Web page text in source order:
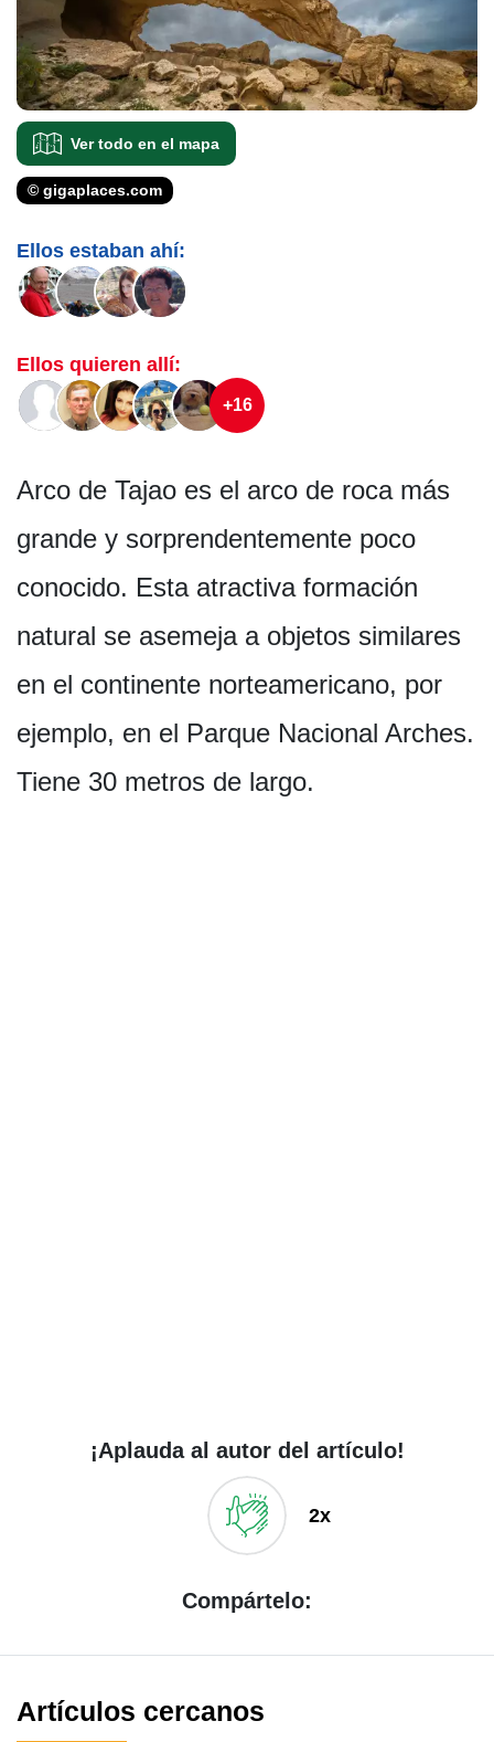
Ver todo en el mapa
© gigaplaces.com
Ellos estaban ahí:
Ellos quieren allí:
+16
Arco de Tajao es el arco de roca más
grande y sorprendentemente poco
conocido. Esta atractiva formación
natural se asemeja a objetos similares
en el continente norteamericano, por
ejemplo, en el Parque Nacional Arches.
Tiene 30 metros de largo.
¡Aplauda al autor del artículo!
2x
Compártelo:
Artículos cercanos